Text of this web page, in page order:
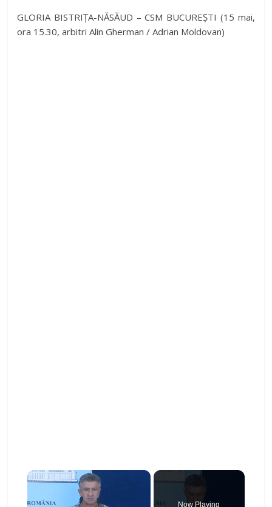
GLORIA BISTRIȚA-NĂSĂUD – CSM BUCUREȘTI (15 mai,
ora 15.30, arbitri Alin Gherman / Adrian Moldovan)
×
Now Playing